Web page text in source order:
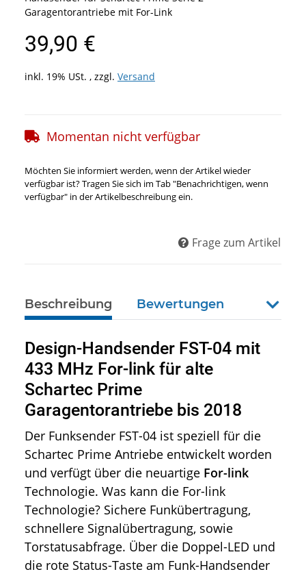
Garagentorantriebe mit For-Link
39,90 €
inkl. 19% USt. , zzgl. Versand
Momentan nicht verfügbar
Möchten Sie informiert werden, wenn der Artikel wieder
verfügbar ist? Tragen Sie sich im Tab "Benachrichtigen, wenn
verfügbar" in der Artikelbeschreibung ein.
Frage zum Artikel
Beschreibung Bewertungen
Design-Handsender FST-04 mit
433 MHz For-link für alte
Schartec Prime
Garagentorantriebe bis 2018
Der Funksender FST-04 ist speziell für die
Schartec Prime Antriebe entwickelt worden
und verfügt über die neuartige For-link
Technologie. Was kann die For-link
Technologie? Sichere Funkübertragung,
schnellere Signalübertragung, sowie
Torstatusabfrage. Über die Doppel-LED und
die rote Status-Taste am Funk-Handsender